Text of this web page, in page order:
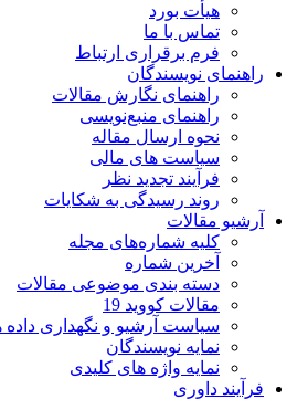
هیأت بورد
تماس با ما
فرم برقراری ارتباط
راهنمای نویسندگان
راهنمای نگارش مقالات
راهنمای منبع‌نویسی
نحوه ارسال مقاله
سیاست های مالی
فرآیند تجدید نظر
روند رسیدگی به شکایات
آرشیو مقالات
کلیه شماره‌های مجله
آخرین شماره
دسته بندی موضوعی مقالات
مقالات کووید 19
سیاست آرشیو و نگهداری داده ها
نمایه نویسندگان
نمایه واژه های کلیدی
فرآیند داوری